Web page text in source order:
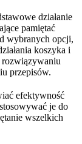
działanie
pamiętać
wybranych opcji,
koszyka i
rozwiązywaniu
przepisów.
efektywność
je do
wszelkich